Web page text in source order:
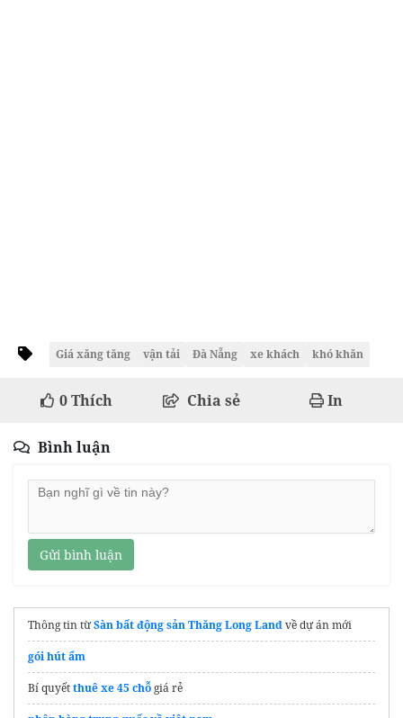
Giá xăng tăng vận tải Đà Nẵng xe khách khó khăn
0Thích Chia sẻ In
Bình luận
Gửi bình luận
Thông tin từSàn bất động sản Thăng Long Landvề dự án mới
gói hút ẩm
Bí quyếtthuê xe 45 chỗgiá rẻ